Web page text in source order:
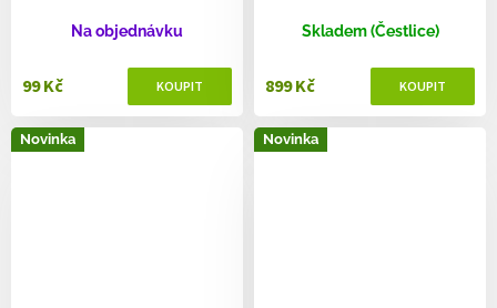
Na objednávku
99 Kč
Skladem (Čestlice)
899 Kč
Novinka Novinka